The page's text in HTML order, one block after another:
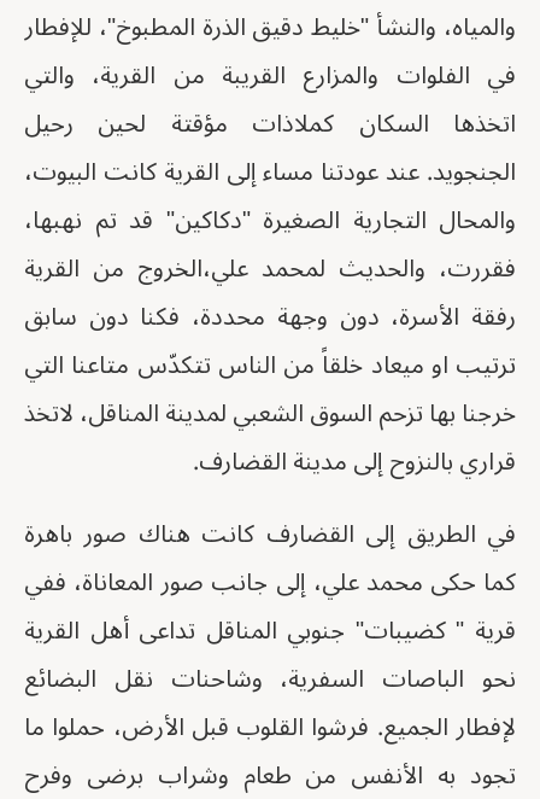
والمياه، والنشأ "خليط دقيق الذرة المطبوخ"، للإفطار
في الفلوات والمزارع القريبة من القرية، والتي
اتخذها السكان كملاذات مؤقتة لحين رحيل
الجنجويد. عند عودتنا مساء إلى القرية كانت البيوت،
والمحال التجارية الصغيرة "دكاكين" قد تم نهبها،
فقررت، والحديث لمحمد علي،الخروج من القرية
رفقة الأسرة، دون وجهة محددة، فكنا دون سابق
ترتيب او ميعاد خلقاً من الناس تتكدّس متاعنا التي
خرجنا بها تزحم السوق الشعبي لمدينة المناقل، لاتخذ
قراري بالنزوح إلى مدينة القضارف.
في الطريق إلى القضارف كانت هناك صور باهرة
كما حكى محمد علي، إلى جانب صور المعاناة، ففي
قرية " كضيبات" جنوبي المناقل تداعى أهل القرية
نحو الباصات السفرية، وشاحنات نقل البضائع
لإفطار الجميع. فرشوا القلوب قبل الأرض، حملوا ما
تجود به الأنفس من طعام وشراب برضى وفرح